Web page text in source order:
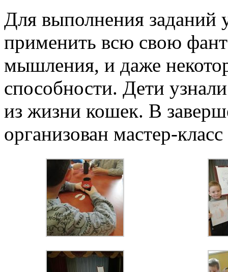
Для выполнения заданий
применить всю свою
мышления, и даже
способности. Дети
из жизни кошек. В
организован мастер-